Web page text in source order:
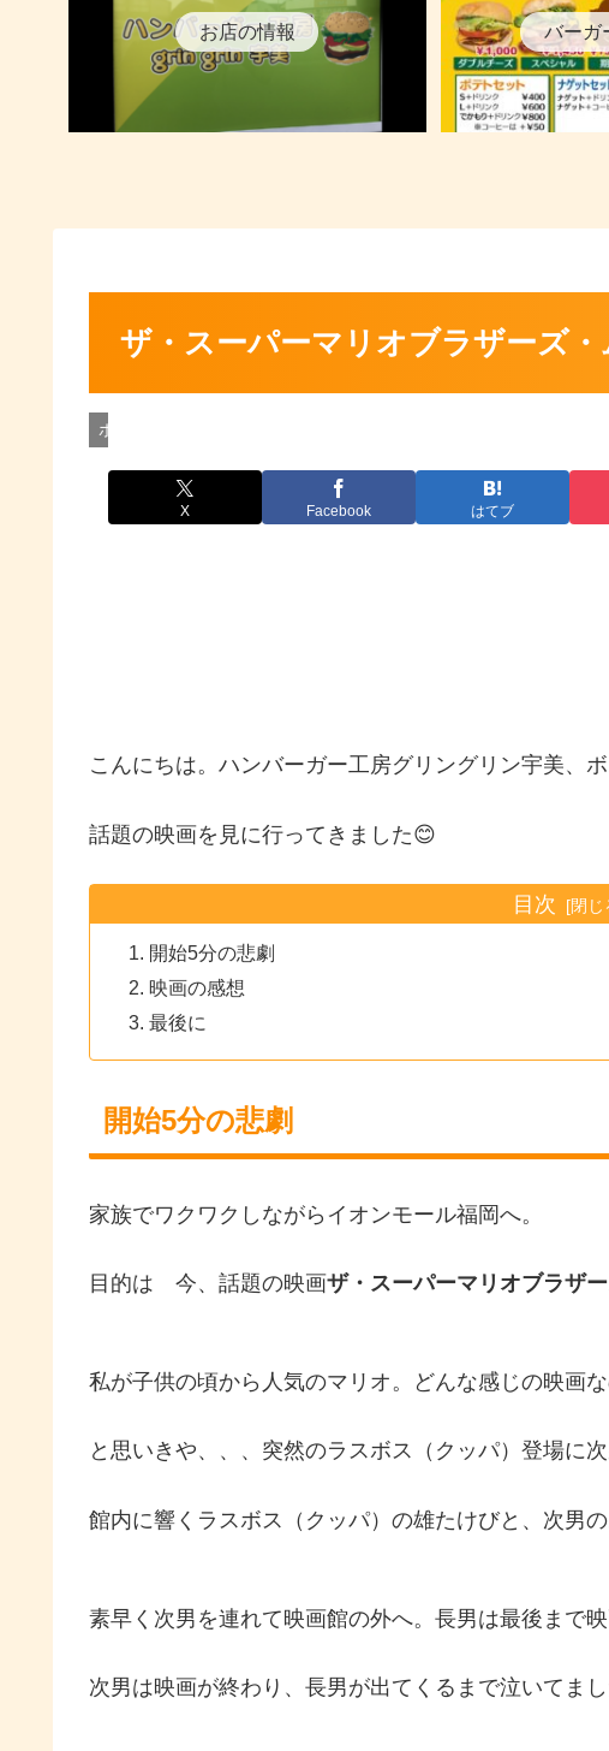
お店の情報 バーガ
ザ・スーパーマリオブラザーズ・
ボスの最新情報
X Facebook はてブ
こんにちは。ハンバーガー工房グリングリン宇美、ボ
話題の映画を見に行ってきました😊
目次
開始5分の悲劇
映画の感想
最後に
開始5分の悲劇
家族でワクワクしながらイオンモール福岡へ。
目的は 今、話題の映画ザ・スーパーマリオブラザ
私が子供の頃から人気のマリオ。どんな感じの映画
と思いきや、、、突然のラスボス（クッパ）登場に
館内に響くラスボス（クッパ）の雄たけびと、次男
素早く次男を連れて映画館の外へ。長男は最後まで映
次男は映画が終わり、長男が出てくるまで泣いてまし